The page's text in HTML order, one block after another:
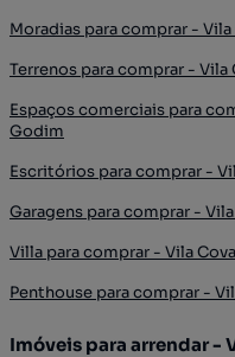
Moradias para comprar -
Terrenos para comprar - Vila
Espaços comerciais para
Godim
Escritórios para comprar -
Garagens para comprar -
Villa para comprar - Vila
Penthouse para comprar -
Imóveis para arrendar -